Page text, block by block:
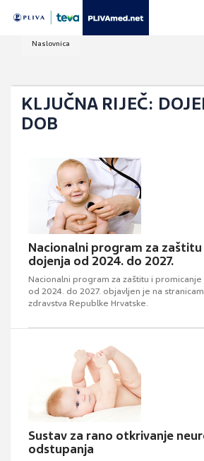
Naslovnica
KLJUČNA RIJEČ:
DOB
Nacionalni program za
dojenja od 2024. do 2027.
Nacionalni program za zaštitu i
od 2024. do 2027. objavljen je na
zdravstva Republke Hrvatske.
Sustav za rano otkrivanje
odstupanja